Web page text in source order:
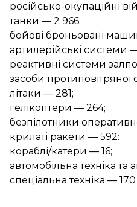
російсько-окупаційні
танки — 2 966;
бойові броньовані
артилерійські системи —
реактивні системи
засоби протиповітряної
літаки — 281;
гелікоптери — 264;
безпілотники
крилаті ракети — 592:
кораблі/катери — 16;
автомобільна техніка
спеціальна техніка — 170